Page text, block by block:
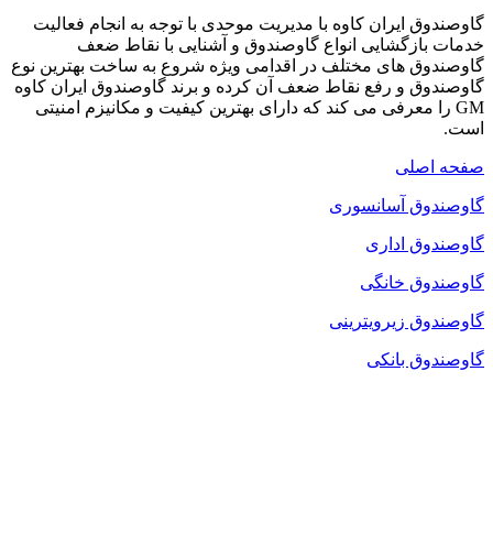
گاوصندوق ایران کاوه با مدیریت موحدی با توجه به انجام فعالیت
خدمات بازگشایی انواع گاوصندوق و آشنایی با نقاط ضعف
گاوصندوق های مختلف در اقدامی ویژه شروع به ساخت بهترین نوع
گاوصندوق و رفع نقاط ضعف آن کرده و برند گاوصندوق ایران کاوه
GM را معرفی می کند که دارای بهترین کیفیت و مکانیزم امنیتی
است.
صفحه اصلی
گاوصندوق آسانسوری
گاوصندوق اداری
گاوصندوق خانگی
گاوصندوق زیرویترینی
گاوصندوق بانکی